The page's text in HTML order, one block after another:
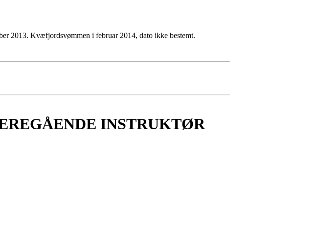
2013. Kvæfjordsvømmen i februar 2014, dato ikke bestemt.
INSTRUKTØR